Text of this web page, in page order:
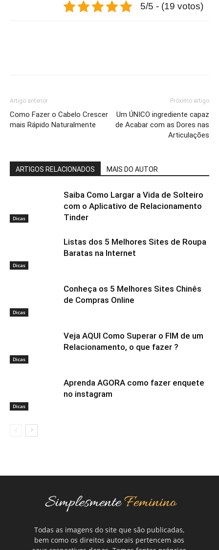
5/5 - (19 votos)
Artigo anterior
Como Fazer o Cabelo Crescer
mais Rápido Naturalmente
Próximo artigo
Um ÚNICO ingrediente capaz
de Acabar com as Dores nas
Articulações
ARTIGOS RELACIONADOS MAIS DO AUTOR
Dicas
Saiba Como Largar a Vida de Solteiro
com o Aplicativo de Relacionamento
Tinder
Dicas
Listas dos 5 Melhores Sites de Roupa
Baratas na Internet
Dicas
Conheça os 5 Melhores Sites Chinês
de Compras Online
Dicas
Veja AQUI Como Superar o FIM de um
Relacionamento, o que fazer ?
Dicas
Aprenda AGORA como fazer enquete
no instagram
Todas as imagens do site que são publicadas,
bem como os direitos autorais pertencem aos